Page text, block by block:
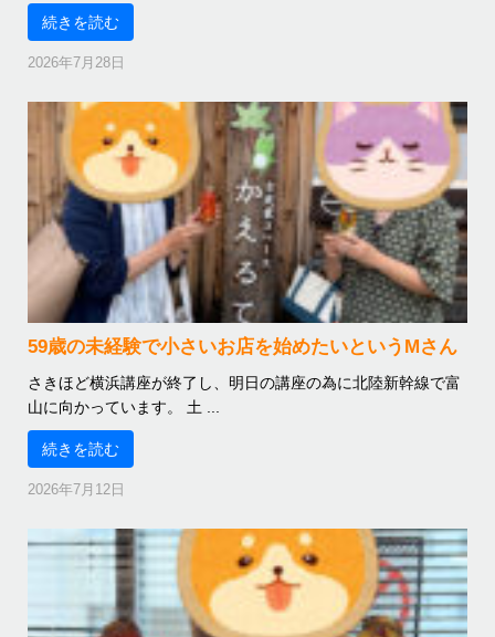
続きを読む
2026年7月28日
59歳の未経験で小さいお店を始めたいというMさん
さきほど横浜講座が終了し、明日の講座の為に北陸新幹線で富
山に向かっています。 土 ...
続きを読む
2026年7月12日